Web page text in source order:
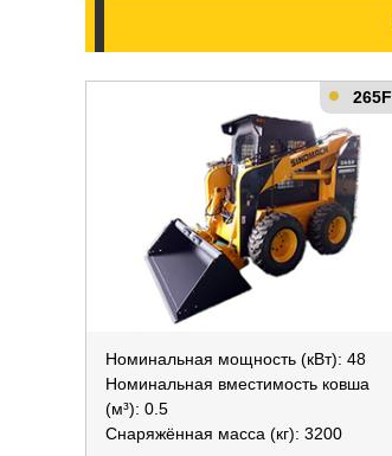
265F
Номинальная мощность (кВт): 48
Номинальная вместимость ковша
(м³): 0.5
Снаряжённая масса (кг): 3200